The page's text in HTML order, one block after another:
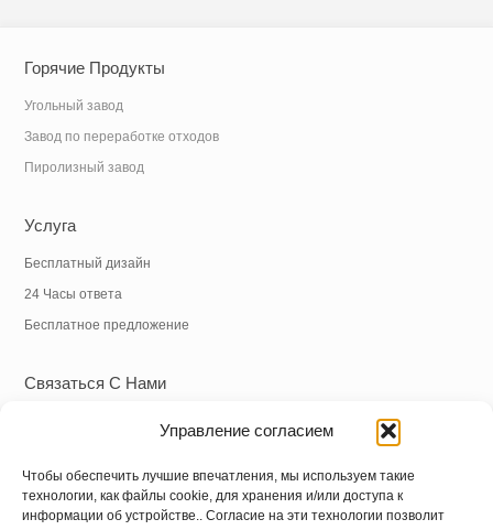
Управление согласием
Чтобы обеспечить лучшие впечатления, мы используем такие
технологии, как файлы cookie, для хранения и/или доступа к
информации об устройстве.. Согласие на эти технологии позволит
Горячие Продукты
Угольный завод
Завод по переработке отходов
Пиролизный завод
Услуга
Бесплатный дизайн
24 Часы ответа
Бесплатное предложение
Связаться С Нами
+86 18838039608
Электронная почта:info@hnysmachinery.com